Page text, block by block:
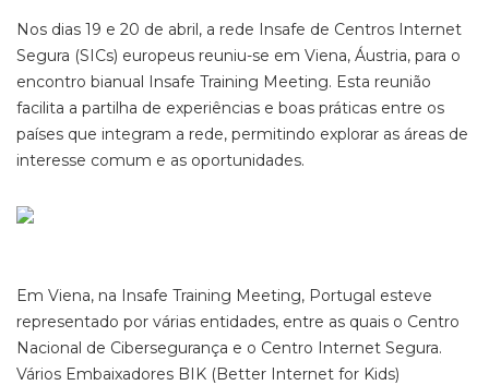
Nos dias 19 e 20 de abril, a rede Insafe de Centros Internet
Segura (SICs) europeus reuniu-se em Viena, Áustria, para o
encontro bianual Insafe Training Meeting. Esta reunião
facilita a partilha de experiências e boas práticas entre os
países que integram a rede, permitindo explorar as áreas de
interesse comum e as oportunidades.
Em Viena, na Insafe Training Meeting, Portugal esteve
representado por várias entidades, entre as quais o Centro
Nacional de Cibersegurança e o Centro Internet Segura.
Vários Embaixadores BIK (Better Internet for Kids)